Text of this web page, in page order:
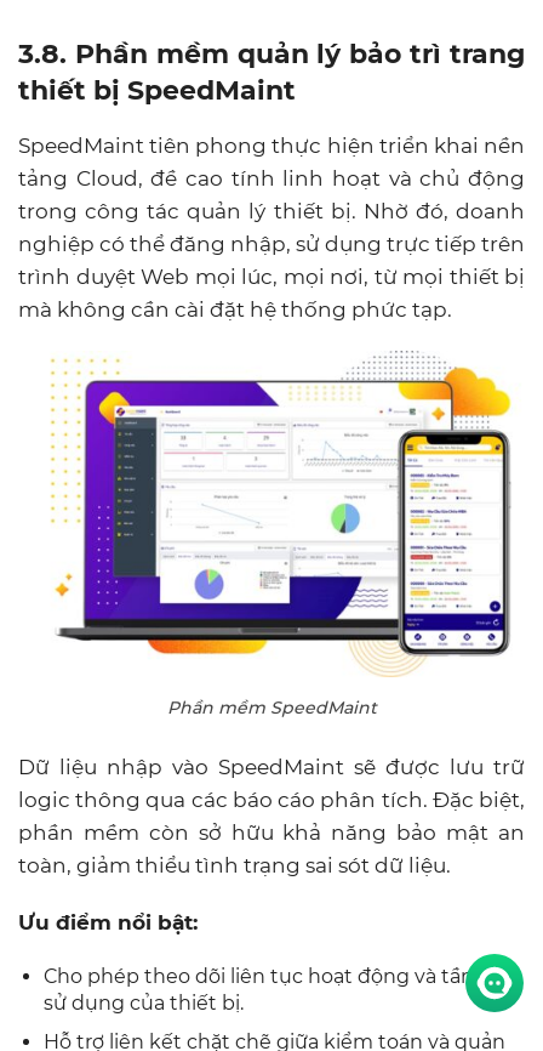
3.8. Phần mềm quản lý bảo trì trang
thiết bị SpeedMaint
SpeedMaint tiên phong thực hiện triển khai nền
tảng Cloud, đề cao tính linh hoạt và chủ động
trong công tác quản lý thiết bị. Nhờ đó, doanh
nghiệp có thể đăng nhập, sử dụng trực tiếp trên
trình duyệt Web mọi lúc, mọi nơi, từ mọi thiết bị
mà không cần cài đặt hệ thống phức tạp.
Phần mềm SpeedMaint
Dữ liệu nhập vào SpeedMaint sẽ được lưu trữ
logic thông qua các báo cáo phân tích. Đặc biệt,
phần mềm còn sở hữu khả năng bảo mật an
toàn, giảm thiểu tình trạng sai sót dữ liệu.
Ưu điểm nổi bật:
Cho phép theo dõi liên tục hoạt động và tần suất
sử dụng của thiết bị.
Hỗ trợ liên kết chặt chẽ giữa kiểm toán và quản